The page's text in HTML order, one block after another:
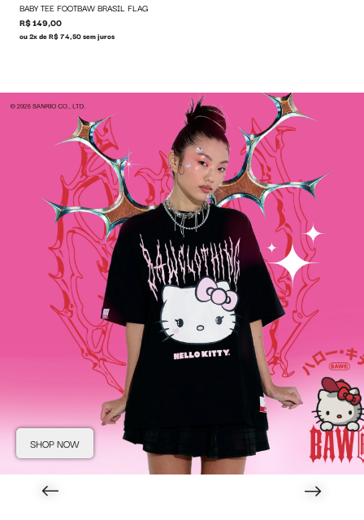
BABY TEE FOOTBAW BRASIL FLAG
R$ 149,00
ou 2x de R$ 74,50 sem juros
SHOP NOW